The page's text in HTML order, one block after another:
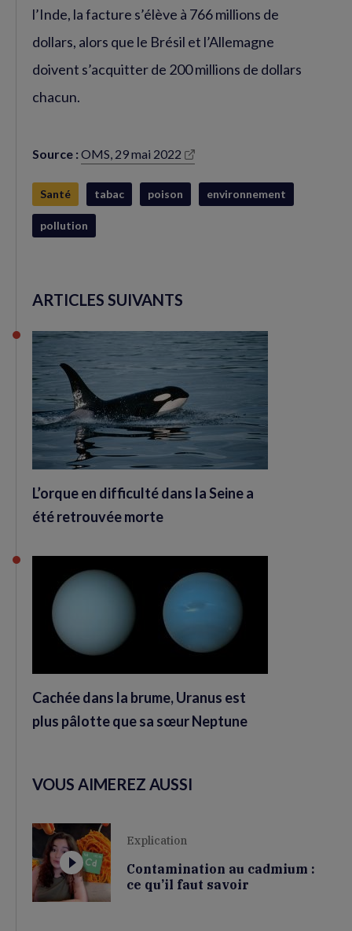
l’Inde, la facture s’élève à 766 millions de
dollars, alors que le Brésil et l’Allemagne
doivent s’acquitter de 200 millions de dollars
chacun.
Source : OMS, 29 mai 2022
(nouvelle
Santé tabac poison environnement
pollution
ARTICLES SUIVANTS
L’orque en difficulté dans la Seine a
été retrouvée morte
Cachée dans la brume, Uranus est
plus pâlotte que sa sœur Neptune
VOUS AIMEREZ AUSSI
Explication
Contamination au cadmium :
ce qu’il faut savoir